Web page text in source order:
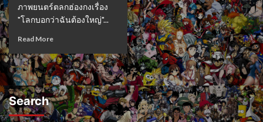
ภาพยนตร์ตลกฮ่องกงเรื่อง
"โลกบอกว่าฉันต้องใหญ่"...
Read More
Search